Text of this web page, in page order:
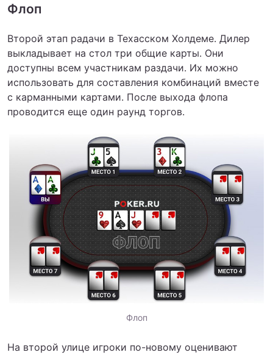
Флоп
Второй этап радачи в Техасском Холдеме. Дилер
выкладывает на стол три общие карты. Они
доступны всем участникам раздачи. Их можно
использовать для составления комбинаций вместе
с карманными картами. После выхода флопа
проводится еще один раунд торгов.
Флоп
На второй улице игроки по-новому оценивают